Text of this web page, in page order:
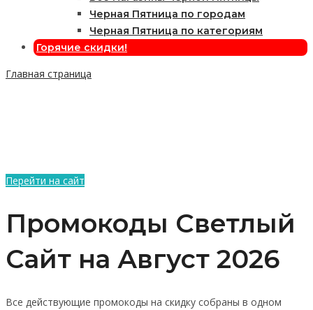
Черная Пятница по городам
Черная Пятница по категориям
Горячие скидки!
Главная страница
Перейти на сайт
Промокоды Светлый
Сайт на Август 2026
Все действующие промокоды на скидку собраны в одном